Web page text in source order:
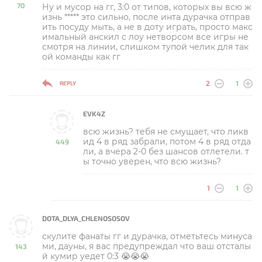
70
-
Ну и мусор на гг, 3:0 от типов, которых вы всю ж
изнь ***** это сильно, после инта дурачка отправ
ить посуду мыть, а не в доту играть, просто макс
имальный анскил с лоу нетворсом все игры не
смотря на линии, слишком тупой челик для так
ой команды как гг
REPLY 2 1
449
-
EVK4Z
всю жизнь? тебя не смущает, что ликв
ид 4 в ряд забрали, потом 4 в ряд отда
ли, а вчера 2-0 без шансов отлетели. т
ы точно уверен, что всю жизнь?
1 1
143
-
DOTA_DLYA_CHLENOSOSOV
скулите фанаты гг и дурачка, отметьтесь минуса
ми, дауны, я вас предупреждал что ваш отсталы
й кумир уедет 0:3 😭😭😭